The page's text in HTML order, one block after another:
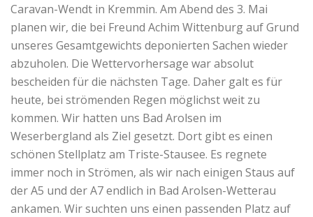
Caravan-Wendt in Kremmin. Am Abend des 3. Mai
planen wir, die bei Freund Achim Wittenburg auf Grund
unseres Gesamtgewichts deponierten Sachen wieder
abzuholen. Die Wettervorhersage war absolut
bescheiden für die nächsten Tage. Daher galt es für
heute, bei strömenden Regen möglichst weit zu
kommen. Wir hatten uns Bad Arolsen im
Weserbergland als Ziel gesetzt. Dort gibt es einen
schönen Stellplatz am Triste-Stausee. Es regnete
immer noch in Strömen, als wir nach einigen Staus auf
der A5 und der A7 endlich in Bad Arolsen-Wetterau
ankamen. Wir suchten uns einen passenden Platz auf